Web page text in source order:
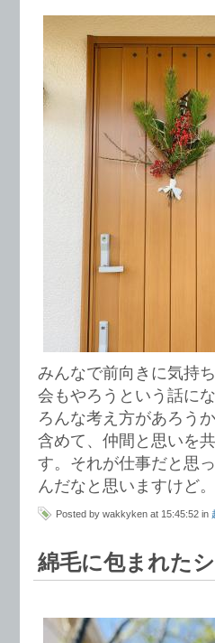
みんなで前向きに気持
会もやろうという話に
ろんな考え方があろう
含めて、仲間と思いを
す。それが仕事だと思
んだなと思いますけど
Posted by wakkyken at 15:45:52 in
綿毛に包まれた